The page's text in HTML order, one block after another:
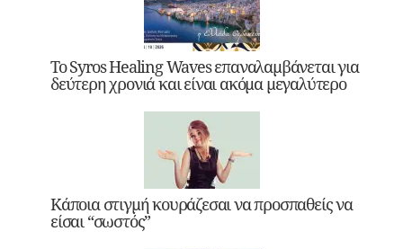
Το Syros Healing Waves επαναλαμβάνεται για
δεύτερη χρονιά και είναι ακόμα μεγαλύτερο
Κάποια στιγμή κουράζεσαι να προσπαθείς να
είσαι “σωστός”